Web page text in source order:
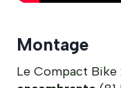
Montage
Le Compact Bike